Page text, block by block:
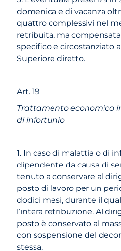
domenica e di vacanza
quattro complessivi nel
retribuita, ma
specifico e circostanziato
Superiore diretto.
Art. 19
Trattamento economico
di infortunio
1. In caso di malattia o di
dipendente da causa di
tenuto a conservare al
posto di lavoro per un
dodici mesi, durante il
l’intera retribuzione. Al
posto è conservato al
con sospensione del
stessa.